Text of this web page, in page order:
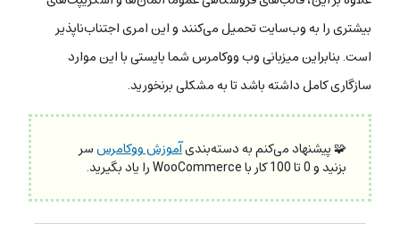
بیشتری را به وب‌سایت تحمیل می‌کنند و این امری اجتناب‌ناپذیر
است. بنابراین میزبانی وب ووکامرس شما بایستی با این موارد
سازگاری کامل داشته باشد تا به مشکلی برنخورید.
🧩 پیشنهاد می‌کنم به دسته‌بندیآموزش ووکامرسسر
بزنید و 0 تا 100 کار با WooCommerce را یاد بگیرید.